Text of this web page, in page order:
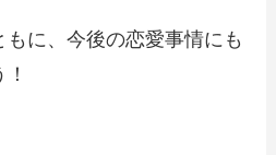
に、今後の恋愛事情にも